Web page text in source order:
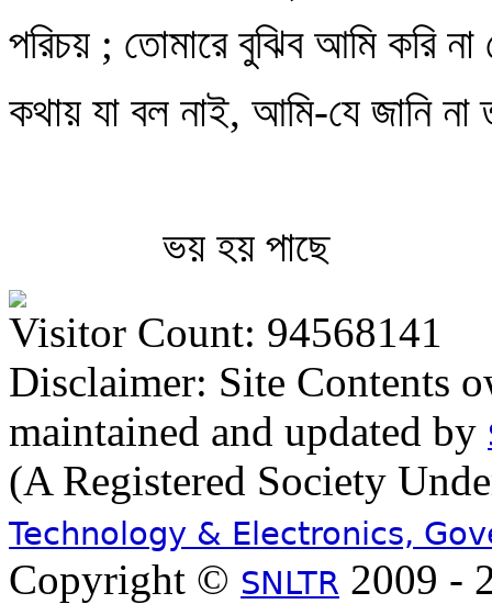
পরিচয় ; তোমারে বুঝিব আমি করি
কথায় যা বল নাই, আমি-যে জানি না
ভয় হয় পাছে
Visitor Count: 94568141
Disclaimer: Site Contents
maintained and updated by
(A Registered Society
Technology & Electronics,
Copyright © SNLTR 2009 -